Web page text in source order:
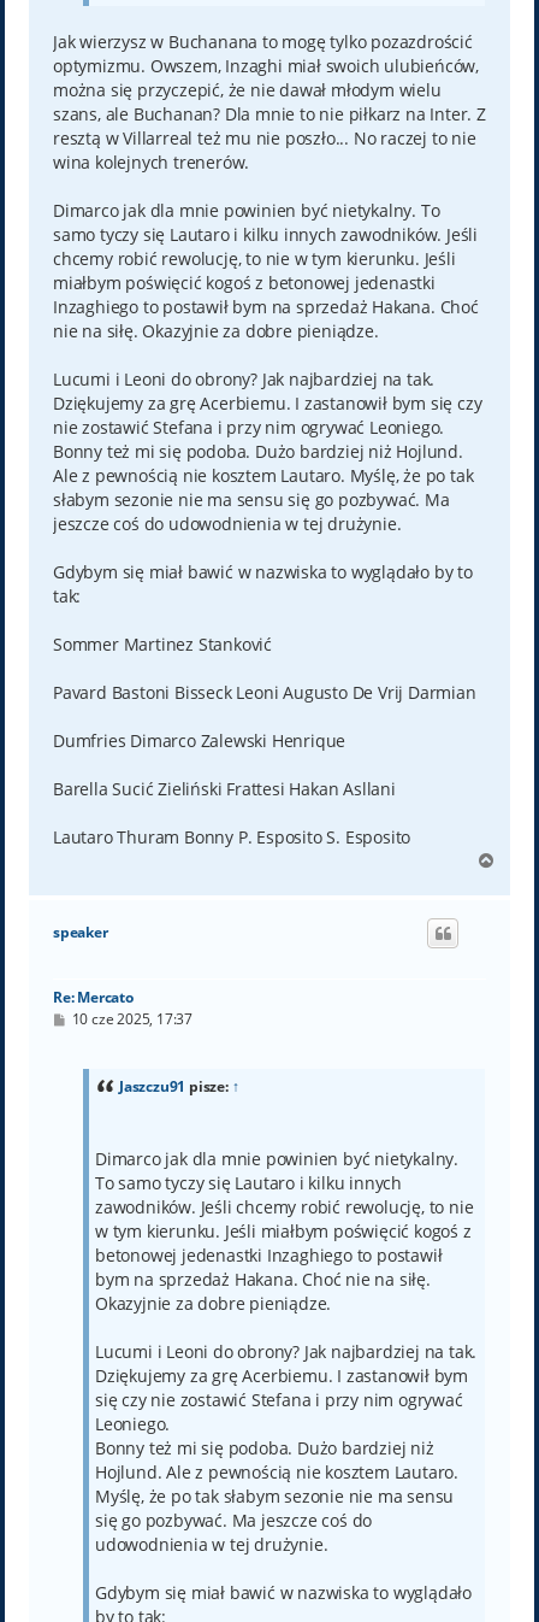
Jak wierzysz w Buchanana to mogę tylko pozazdrościć
optymizmu. Owszem, Inzaghi miał swoich ulubieńców,
można się przyczepić, że nie dawał młodym wielu
szans, ale Buchanan? Dla mnie to nie piłkarz na Inter. Z
resztą w Villarreal też mu nie poszło... No raczej to nie
wina kolejnych trenerów.
Dimarco jak dla mnie powinien być nietykalny. To
samo tyczy się Lautaro i kilku innych zawodników. Jeśli
chcemy robić rewolucję, to nie w tym kierunku. Jeśli
miałbym poświęcić kogoś z betonowej jedenastki
Inzaghiego to postawił bym na sprzedaż Hakana. Choć
nie na siłę. Okazyjnie za dobre pieniądze.
Lucumi i Leoni do obrony? Jak najbardziej na tak.
Dziękujemy za grę Acerbiemu. I zastanowił bym się czy
nie zostawić Stefana i przy nim ogrywać Leoniego.
Bonny też mi się podoba. Dużo bardziej niż Hojlund.
Ale z pewnością nie kosztem Lautaro. Myślę, że po tak
słabym sezonie nie ma sensu się go pozbywać. Ma
jeszcze coś do udowodnienia w tej drużynie.
Gdybym się miał bawić w nazwiska to wyglądało by to
tak:
Sommer Martinez Stanković
Pavard Bastoni Bisseck Leoni Augusto De Vrij Darmian
Dumfries Dimarco Zalewski Henrique
Barella Sucić Zieliński Frattesi Hakan Asllani
Lautaro Thuram Bonny P. Esposito S. Esposito
g
speaker
Re: Mercato
P10 cze 2025, 17:37
Jaszczu91 pisze: ↑
Dimarco jak dla mnie powinien być nietykalny.
To samo tyczy się Lautaro i kilku innych
zawodników. Jeśli chcemy robić rewolucję, to nie
w tym kierunku. Jeśli miałbym poświęcić kogoś z
betonowej jedenastki Inzaghiego to postawił
bym na sprzedaż Hakana. Choć nie na siłę.
Okazyjnie za dobre pieniądze.
Lucumi i Leoni do obrony? Jak najbardziej na tak.
Dziękujemy za grę Acerbiemu. I zastanowił bym
się czy nie zostawić Stefana i przy nim ogrywać
Leoniego.
Bonny też mi się podoba. Dużo bardziej niż
Hojlund. Ale z pewnością nie kosztem Lautaro.
Myślę, że po tak słabym sezonie nie ma sensu
się go pozbywać. Ma jeszcze coś do
udowodnienia w tej drużynie.
Gdybym się miał bawić w nazwiska to wyglądało
by to tak: